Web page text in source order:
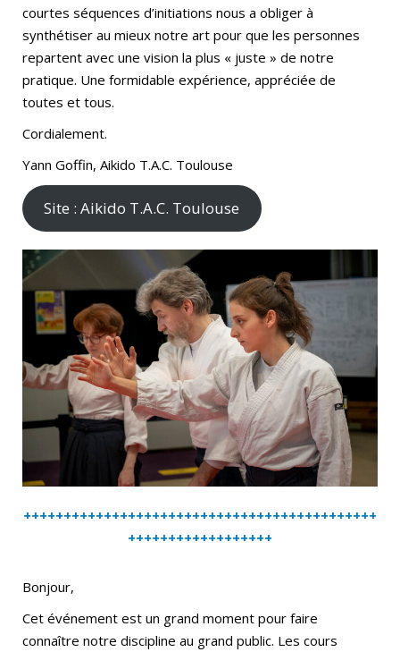
courtes séquences d’initiations nous a obliger à
synthétiser au mieux notre art pour que les personnes
repartent avec une vision la plus « juste » de notre
pratique. Une formidable expérience, appréciée de
toutes et tous.
Cordialement.
Yann Goffin, Aikido T.A.C. Toulouse
Site : Aikido T.A.C. Toulouse
++++++++++++++++++++++++++++++++++++++++++++
++++++++++++++++++
Bonjour,
Cet événement est un grand moment pour faire
connaître notre discipline au grand public. Les cours